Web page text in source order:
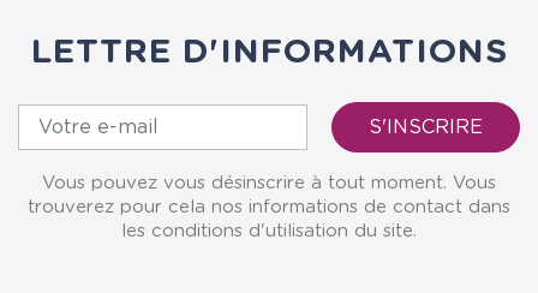
LETTRE D'INFORMATIONS
Vous pouvez vous désinscrire à tout moment. Vous
trouverez pour cela nos informations de contact dans
les conditions d'utilisation du site.